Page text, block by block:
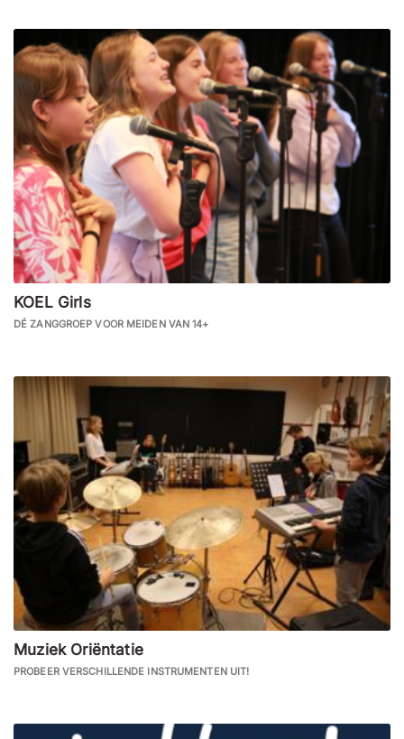
KOEL Girls
DÉ ZANGGROEP VOOR MEIDEN VAN 14+
Muziek Oriëntatie
PROBEER VERSCHILLENDE INSTRUMENTEN UIT!